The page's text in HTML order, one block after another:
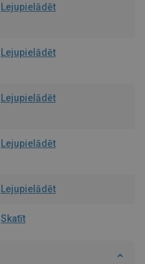
Lejupielādēt
Lejupielādēt
Lejupielādēt
Lejupielādēt
Lejupielādēt
Skatīt